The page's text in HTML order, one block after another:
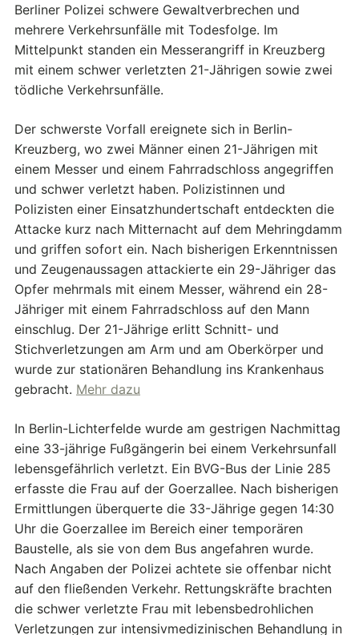
Berliner Polizei schwere Gewaltverbrechen und
mehrere Verkehrsunfälle mit Todesfolge. Im
Mittelpunkt standen ein Messerangriff in Kreuzberg
mit einem schwer verletzten 21-Jährigen sowie zwei
tödliche Verkehrsunfälle.
Der schwerste Vorfall ereignete sich in Berlin-
Kreuzberg, wo zwei Männer einen 21-Jährigen mit
einem Messer und einem Fahrradschloss angegriffen
und schwer verletzt haben. Polizistinnen und
Polizisten einer Einsatzhundertschaft entdeckten die
Attacke kurz nach Mitternacht auf dem Mehringdamm
und griffen sofort ein. Nach bisherigen Erkenntnissen
und Zeugenaussagen attackierte ein 29-Jähriger das
Opfer mehrmals mit einem Messer, während ein 28-
Jähriger mit einem Fahrradschloss auf den Mann
einschlug. Der 21-Jährige erlitt Schnitt- und
Stichverletzungen am Arm und am Oberkörper und
wurde zur stationären Behandlung ins Krankenhaus
gebracht. Mehr dazu
In Berlin-Lichterfelde wurde am gestrigen Nachmittag
eine 33-jährige Fußgängerin bei einem Verkehrsunfall
lebensgefährlich verletzt. Ein BVG-Bus der Linie 285
erfasste die Frau auf der Goerzallee. Nach bisherigen
Ermittlungen überquerte die 33-Jährige gegen 14:30
Uhr die Goerzallee im Bereich einer temporären
Baustelle, als sie von dem Bus angefahren wurde.
Nach Angaben der Polizei achtete sie offenbar nicht
auf den fließenden Verkehr. Rettungskräfte brachten
die schwer verletzte Frau mit lebensbedrohlichen
Verletzungen zur intensivmedizinischen Behandlung in